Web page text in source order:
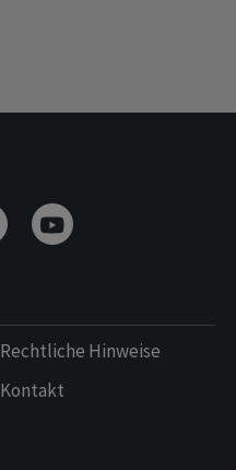
Rechtliche Hinweise
Kontakt